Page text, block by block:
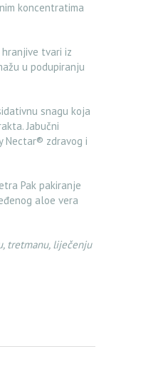
koncentratima
tvari iz
u podupiranju
snagu koja
Jabučni
Nectar® zdravog i
Pak pakiranje
aloe vera
tretmanu, liječenju